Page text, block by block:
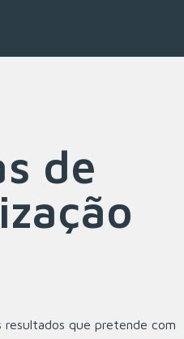
de
resultados que pretende com